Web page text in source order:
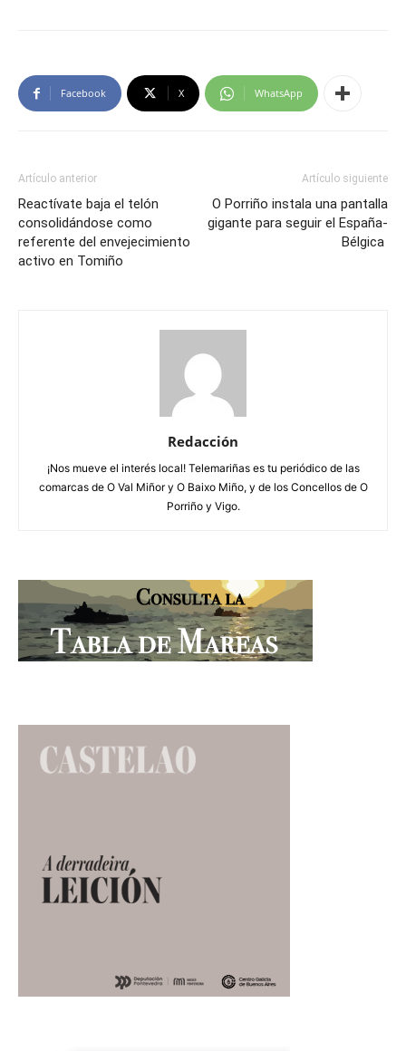
Facebook X WhatsApp
Artículo anterior
Reactívate baja el telón
consolidándose como
referente del envejecimiento
activo en Tomiño
Artículo siguiente
O Porriño instala una pantalla
gigante para seguir el España-
Bélgica
Redacción
¡Nos mueve el interés local! Telemariñas es tu periódico de las
comarcas de O Val Miñor y O Baixo Miño, y de los Concellos de O
Porriño y Vigo.